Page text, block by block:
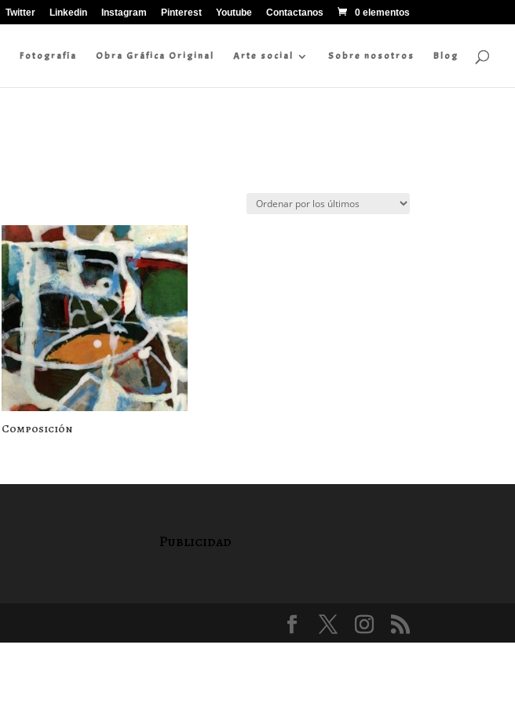
Twitter Linkedin Instagram Pinterest Youtube Contactanos 0 elementos
Fotografía Obra Gráfica Original Arte social Sobre nosotros Blog
Composición
Publicidad